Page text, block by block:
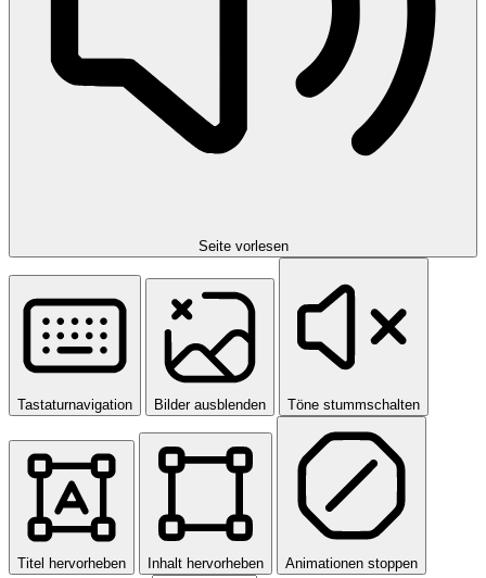
Seite vorlesen
Tastaturnavigation Bilder ausblenden Töne stummschalten
Titel hervorheben Inhalt hervorheben Animationen stoppen